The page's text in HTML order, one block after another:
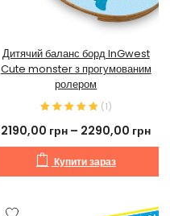
Дитячий баланс борд InGwest
Cute monster з прогумованим
ролером
(1)
2190,00 грн – 2290,00 грн
Купити зараз